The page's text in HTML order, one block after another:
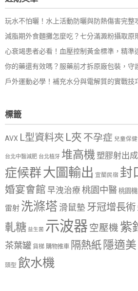
玩水不怕曬！水上活動防曬與防熱傷害完整
減脂期外食麵攤怎麼吃？七分滿澱粉攝取原
心衰竭患者必看！血壓控制黃金標準，精準
你的藥還有效嗎？服藥前才拆原廠包裝，守
戶外運動必學！補充水分與電解質的實戰技
標籤
AVX L型資料夾 L夾 不孕症 兒童保
台北中醫減肥 台北植牙 堆高機塑膠射出
症候群大圖輸出 宜蘭民宿 封
婚宴會館 早洩治療 桃園中醫 桃園
雷射 洗滌塔 滑鼠墊 牙冠增長術
軋糖 益生菌 示波器 空壓機 紫
茶葉罐 貨梯 購物推車 隔熱紙 隱適美
頭型 飲水機